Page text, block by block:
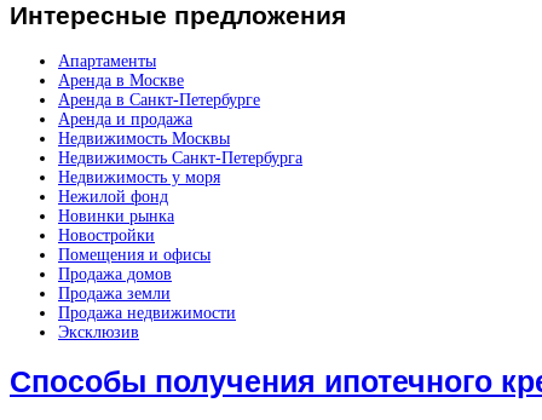
Интересные предложения
Апартаменты
Аренда в Москве
Аренда в Санкт-Петербурге
Аренда и продажа
Недвижимость Москвы
Недвижимость Санкт-Петербурга
Недвижимость у моря
Нежилой фонд
Новинки рынка
Новостройки
Помещения и офисы
Продажа домов
Продажа земли
Продажа недвижимости
Эксклюзив
Способы получения ипотечного